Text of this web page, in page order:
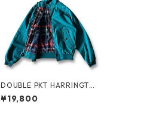
DOUBLE PKT HARRINGTO
N JKT by LANDS'END
¥19,800